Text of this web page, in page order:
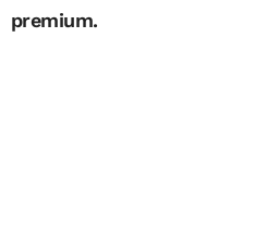
premium.